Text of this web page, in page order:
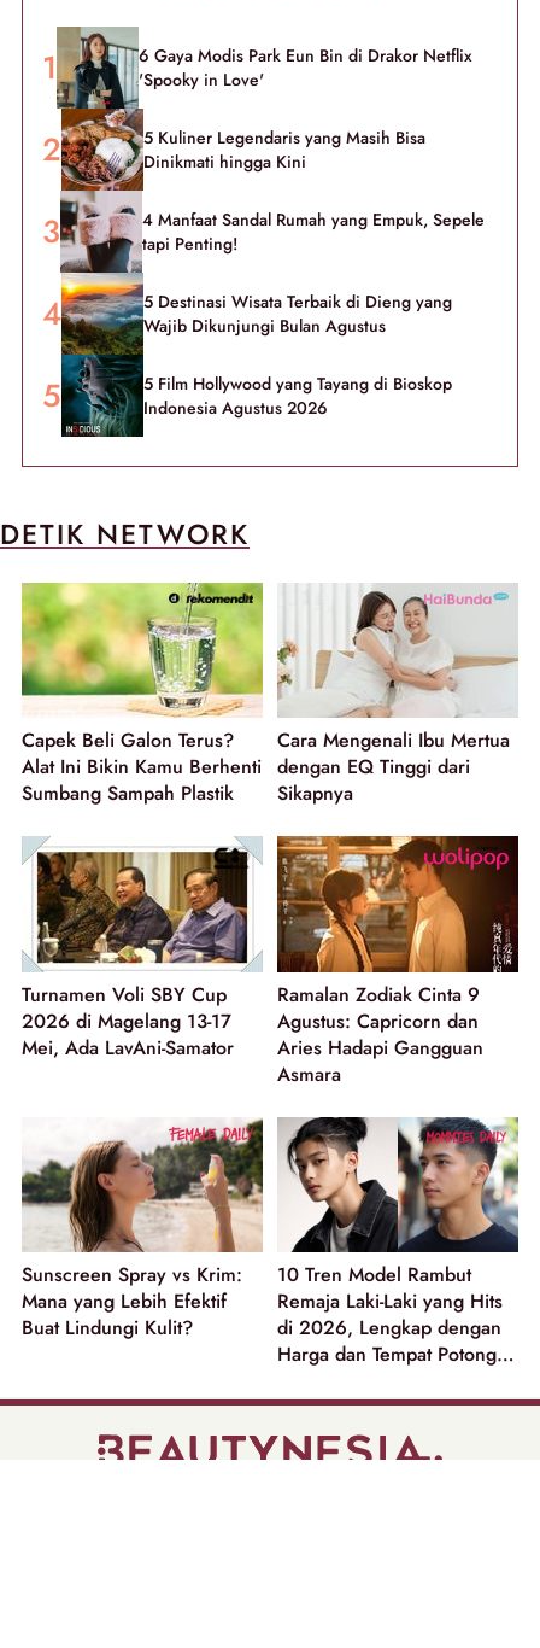
6 Gaya Modis Park Eun Bin di Drakor Netflix
'Spooky in Love'
5 Kuliner Legendaris yang Masih Bisa
Dinikmati hingga Kini
4 Manfaat Sandal Rumah yang Empuk, Sepele
tapi Penting!
5 Destinasi Wisata Terbaik di Dieng yang
Wajib Dikunjungi Bulan Agustus
5 Film Hollywood yang Tayang di Bioskop
Indonesia Agustus 2026
DETIK NETWORK
Capek Beli Galon Terus?
Alat Ini Bikin Kamu Berhenti
Sumbang Sampah Plastik
Cara Mengenali Ibu Mertua
dengan EQ Tinggi dari
Sikapnya
Turnamen Voli SBY Cup
2026 di Magelang 13-17
Mei, Ada LavAni-Samator
Ramalan Zodiak Cinta 9
Agustus: Capricorn dan
Aries Hadapi Gangguan
Asmara
Sunscreen Spray vs Krim:
Mana yang Lebih Efektif
Buat Lindungi Kulit?
10 Tren Model Rambut
Remaja Laki-Laki yang Hits
di 2026, Lengkap dengan
Harga dan Tempat Potong